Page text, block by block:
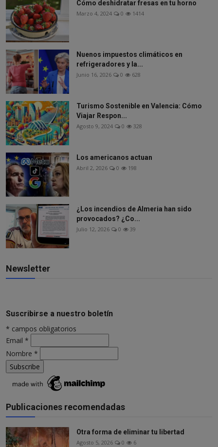
Cómo deshidratar fresas en tu horno
Marzo 4, 2024 0 1414
Nuenos impuestos climáticos en
refrigeradores y la...
Junio 16, 2026 0 628
Turismo Sostenible en Valencia: Cómo
Viajar Respon...
Agosto 9, 2024 0 328
Los americanos actuan
Abril 2, 2026 0 198
¿Los incendios de Almeria han sido
provocados? ¿Co...
Julio 12, 2026 0 39
Newsletter
Suscribirse a nuestro boletín
* campos obligatorios
Email *
Nombre *
Publicaciones recomendadas
Otra forma de eliminar tu libertad
Agosto 5, 2026 0 6